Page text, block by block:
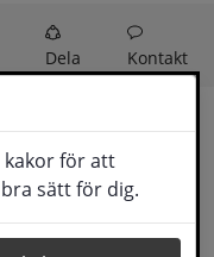
kakor för att
sätt för dig.
Dela Kontakt
förslag och